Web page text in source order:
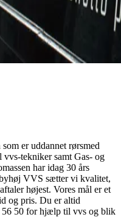
er uddannet rørsmed
vvs-tekniker samt Gas- og
har idag 30 års
VVS sætter vi kvalitet,
højest. Vores mål er et
og pris. Du er altid
56 50 for hjælp til vvs og blik